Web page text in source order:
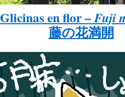
Glicinas en flor –Fuji
藤の花満開